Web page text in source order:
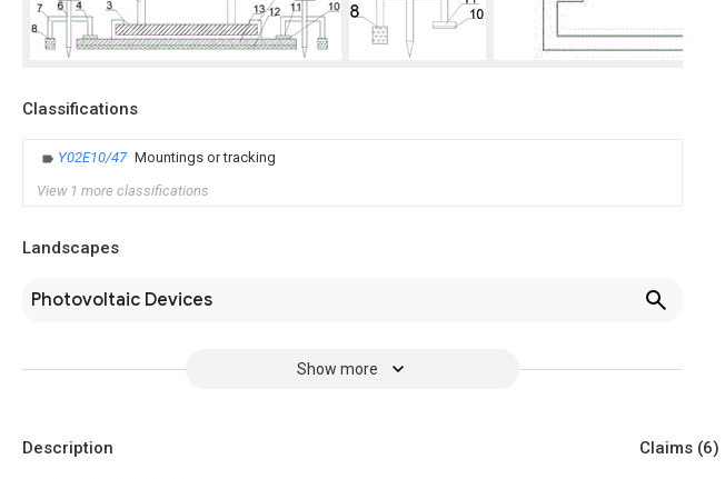
Classifications
Y02E10/47 Mountings or tracking
View 1 more classifications
Landscapes
Photovoltaic Devices
Show more
Description Claims (6)